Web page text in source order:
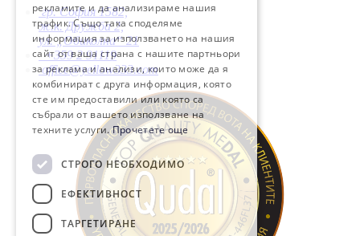
гр. София 1582,
ж.к. Дружба 2,
ул. „Обиколна“ 21
+359 2 91119
office@yellow333.com
рекламите и да анализираме нашия
трафик. Също така споделяме
информация за използването на нашия
сайт от ваша страна с нашите партньори
за реклама и анализи, които може да я
комбинират с друга информация, която
сте им предоставили или която са
събрали от вашето използване на
техните услуги. Прочетете още
СТРОГО НЕОБХОДИМО
ЕФЕКТИВНОСТ
ТАРГЕТИРАНЕ